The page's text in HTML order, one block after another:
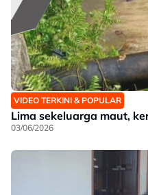
VIDEO TERKINI & POPULAR
Lima sekeluarga maut,
03/06/2026